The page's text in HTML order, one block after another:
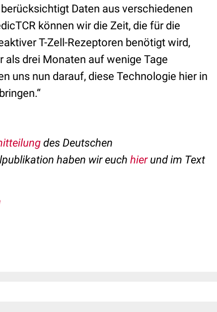
Daten aus verschiedenen
können wir die Zeit, die für die
T-Zell-Rezeptoren benötigt wird,
als drei Monaten auf wenige Tage
uns nun darauf, diese Technologie hier in
des Deutschen
haben wir euch hierund im Text